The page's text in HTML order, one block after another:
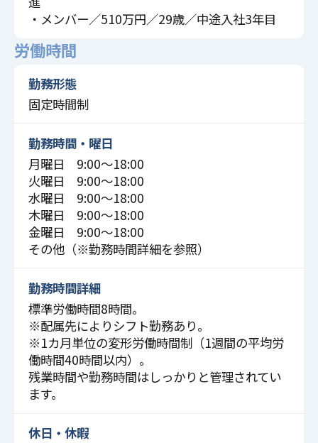
・メンバー／510万円／29歳／中途入社3年目
労働時間
勤務形態
固定時間制
勤務時間・曜日
月曜日 9:00〜18:00
火曜日 9:00〜18:00
水曜日 9:00〜18:00
木曜日 9:00〜18:00
金曜日 9:00〜18:00
その他（※勤務時間詳細を参照）
勤務時間詳細
標準労働時間8時間。
※配属先によりシフト勤務あり。
※1カ月単位の変形労働時間制（1週間の平均労
働時間40時間以内）。
残業時間や勤務時間はしっかりと管理されてい
ます。
休日・休暇